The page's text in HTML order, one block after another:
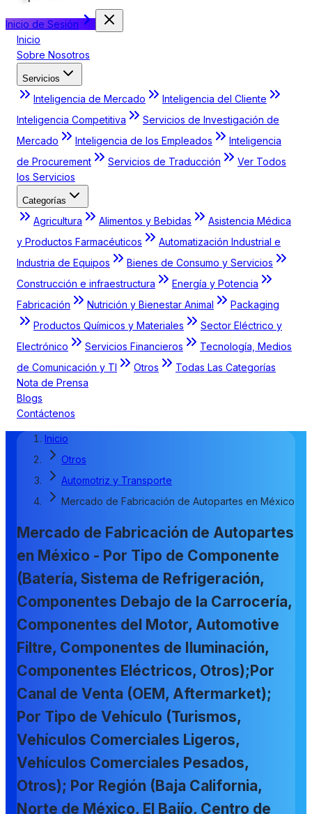
Inicio de Sesión
Inicio
Sobre Nosotros
Servicios
Inteligencia de Mercado
Inteligencia del Cliente
Inteligencia Competitiva
Servicios de Investigación de
Mercado
Inteligencia de los Empleados
Inteligencia
de Procurement
Servicios de Traducción
Ver Todos
los Servicios
Categorías
Agricultura Alimentos y Bebidas
Asistencia Médica
y Productos Farmacéuticos
Automatización Industrial e
Industria de Equipos
Bienes de Consumo y Servicios
Construcción e infraestructura
Energía y Potencia
Fabricación
Nutrición y Bienestar Animal
Packaging
Productos Químicos y Materiales
Sector Eléctrico y
Electrónico
Servicios Financieros
Tecnología, Medios
de Comunicación y TI
Otros
Todas Las Categorías
Nota de Prensa
Blogs
Contáctenos
Inicio
Otros
Automotriz y Transporte
Mercado de Fabricación de Autopartes en México
Mercado de Fabricación de Autopartes
en México - Por Tipo de Componente
(Batería, Sistema de Refrigeración,
Componentes Debajo de la Carrocería,
Componentes del Motor, Automotive
Filtre, Componentes de Iluminación,
Componentes Eléctricos, Otros);Por
Canal de Venta (OEM, Aftermarket);
Por Tipo de Vehículo (Turismos,
Vehículos Comerciales Ligeros,
Vehículos Comerciales Pesados,
Otros); Por Región (Baja California,
Norte de México, El Bajío, Centro de